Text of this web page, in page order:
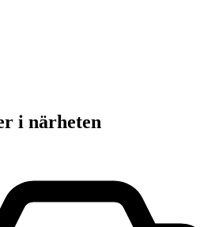
i närheten